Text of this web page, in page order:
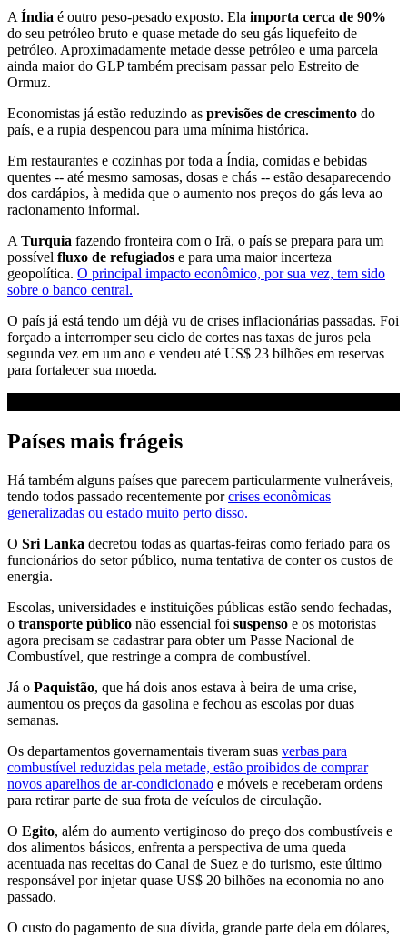
A Índia é outro peso-pesado exposto. Ela importa cerca de 90%
do seu petróleo bruto e quase metade do seu gás liquefeito de
petróleo. Aproximadamente metade desse petróleo e uma parcela
ainda maior do GLP também precisam passar pelo Estreito de
Ormuz.
Economistas já estão reduzindo as previsões de crescimento do
país, e a rupia despencou para uma mínima histórica.
Em restaurantes e cozinhas por toda a Índia, comidas e bebidas
quentes -- até mesmo samosas, dosas e chás -- estão desaparecendo
dos cardápios, à medida que o aumento nos preços do gás leva ao
racionamento informal.
A Turquia fazendo fronteira com o Irã, o país se prepara para um
possível fluxo de refugiados e para uma maior incerteza
geopolítica. O principal impacto econômico, por sua vez, tem sido
sobre o banco central.
O país já está tendo um déjà vu de crises inflacionárias passadas. Foi
forçado a interromper seu ciclo de cortes nas taxas de juros pela
segunda vez em um ano e vendeu até US$ 23 bilhões em reservas
para fortalecer sua moeda.
Países mais frágeis
Há também alguns países que parecem particularmente vulneráveis,
tendo todos passado recentemente porcrises econômicas
generalizadas ou estado muito perto disso.
O Sri Lanka decretou todas as quartas-feiras como feriado para os
funcionários do setor público, numa tentativa de conter os custos de
energia.
Escolas, universidades e instituições públicas estão sendo fechadas,
o transporte público não essencial foi suspenso e os motoristas
agora precisam se cadastrar para obter um Passe Nacional de
Combustível, que restringe a compra de combustível.
Já o Paquistão, que há dois anos estava à beira de uma crise,
aumentou os preços da gasolina e fechou as escolas por duas
semanas.
Os departamentos governamentais tiveram suas verbas para
combustível reduzidas pela metade, estão proibidos de comprar
novos aparelhos de ar-condicionado e móveis e receberam ordens
para retirar parte de sua frota de veículos de circulação.
O Egito, além do aumento vertiginoso do preço dos combustíveis e
dos alimentos básicos, enfrenta a perspectiva de uma queda
acentuada nas receitas do Canal de Suez e do turismo, este último
responsável por injetar quase US$ 20 bilhões na economia no ano
passado.
O custo do pagamento de sua dívida, grande parte dela em dólares,